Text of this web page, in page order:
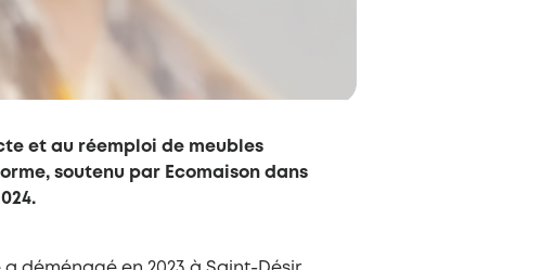
et au réemploi de meubles
soutenu par Ecomaison dans